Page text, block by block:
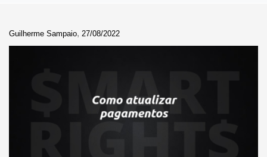
Guilherme Sampaio, 27/08/2022